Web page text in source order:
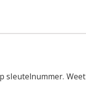
sleutelnummer. Weet